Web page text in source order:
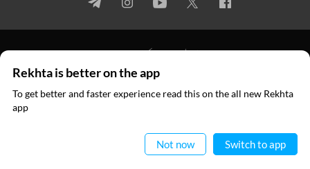
© 2026 Rekhta™ Foundation. All rights reserved.
Rekhta is better on the app
To get better and faster experience read this on the all new Rekhta
app
Not now Switch to app